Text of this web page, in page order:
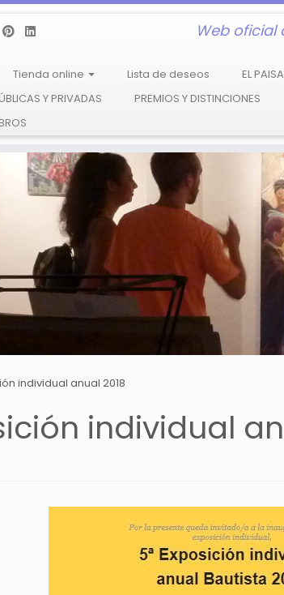
Web oficial
Tienda online Lista de deseos
EL
Y PRIVADAS
PREMIOS Y DISTINCIONES
individual anual 2018
individual